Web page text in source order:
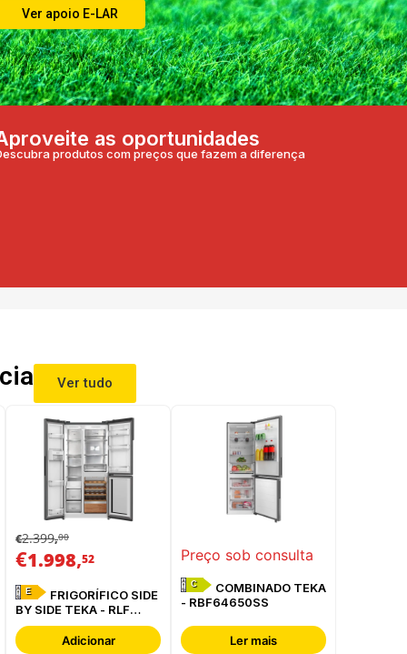
Ver apoio E-LAR
as oportunidades
produtos com preços que fazem a diferença
Ver tudo
€2.399,00
€1.998,52
E
BY SIDE TEKA - RLF
85950 GBK
Adicionar
Preço sob consulta
C
- RBF64650SS
Ler mais